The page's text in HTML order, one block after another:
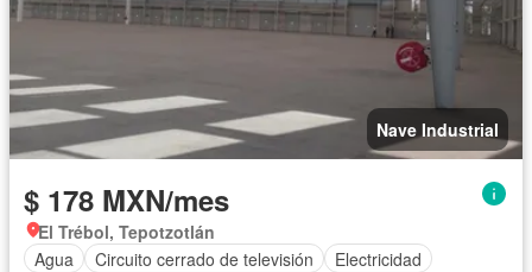
Nave Industrial
$ 178 MXN/mes
El Trébol, Tepotzotlán
Agua
Circuito cerrado de televisión
Electricidad